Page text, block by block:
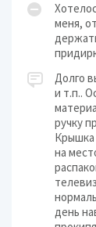
меня,
Долго
и т.п..
ручку
Крышка
на
день